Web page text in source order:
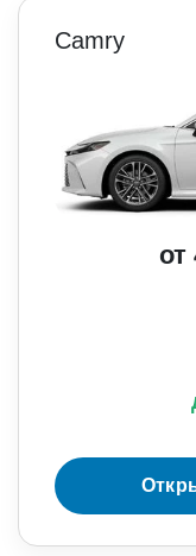
Camry
от